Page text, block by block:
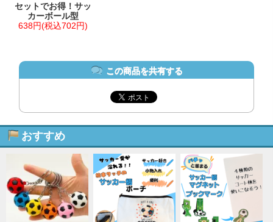
セットでお得！サッ
カーボール型
638円(税込702円)
この商品を共有する
おすすめ